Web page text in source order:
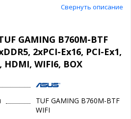
Свернуть описание
GAMING B760M-BTF
2xPCI-Ex16, PCI-Ex1,
HDMI, WIFI6, BOX
TUF GAMING B760M-BTF
WIFI